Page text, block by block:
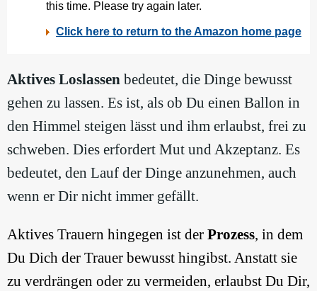
Aktives Loslassen bedeutet, die Dinge bewusst
gehen zu lassen. Es ist, als ob Du einen Ballon in
den Himmel steigen lässt und ihm erlaubst, frei zu
schweben. Dies erfordert Mut und Akzeptanz. Es
bedeutet, den Lauf der Dinge anzunehmen, auch
wenn er Dir nicht immer gefällt.
Aktives Trauern hingegen ist der Prozess, in dem
Du Dich der Trauer bewusst hingibst. Anstatt sie
zu verdrängen oder zu vermeiden, erlaubst Du Dir,